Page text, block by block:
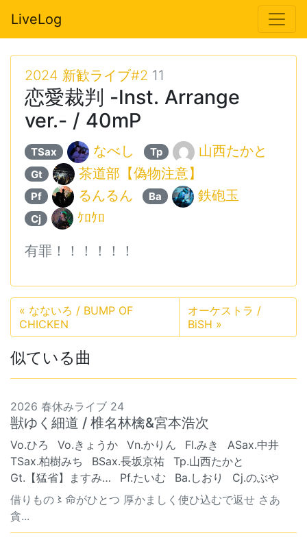
LiveLog
2024 新歓ライブ#2 11
恋愛裁判 -Inst. Arrange
ver.- / 40mP
TSax なべし Tp 山西たかと
Gt 茶道部【偽物注意】
Pf るんるん Ba 鉄砲玉
Cj ｹﾛｹﾛ
有罪！！！！！！
« なないろ / BUMP OF
CHICKEN
オーケストラ /
BiSH »
似ている曲
2026 春休みライブ 24
獣ゆく細道 / 椎名林檎&宮本浩次
Vo.ひろ Vo.きょうか Vn.かりん Fl.みき
ASax.中井
TSax.柏樹みち
BSax.長坂京祐
Tp.山西たかと
Gt.【猛省】ますみ…
Pf.たいむ Ba.しおり
Cj.のぶや
借りもの〻命がひとつ 厚かましく使ひ込むで返せ さあ
貪...